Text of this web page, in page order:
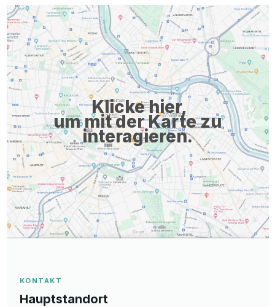
Klicke hier,
um mit der Karte zu
interagieren.
KONTAKT
Hauptstandort